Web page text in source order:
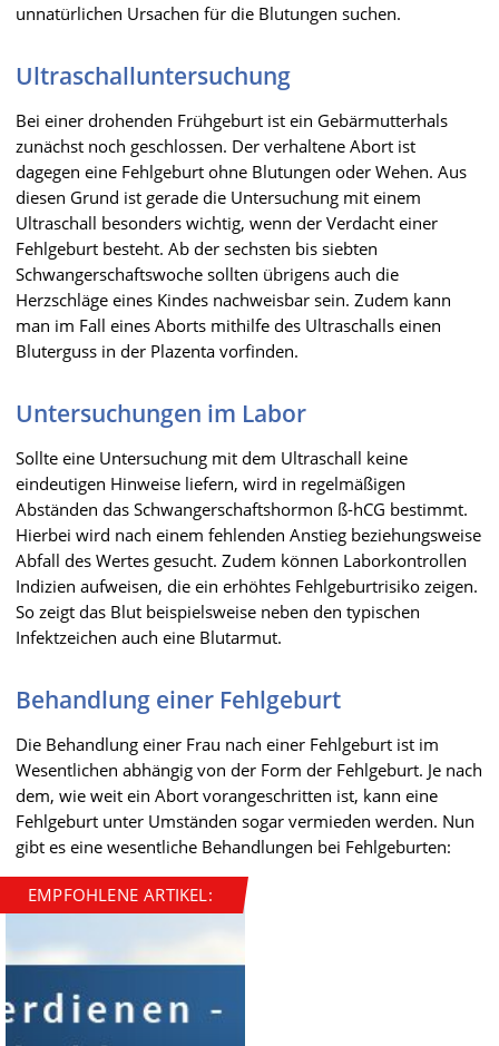
unnatürlichen Ursachen für die Blutungen suchen.
Ultraschalluntersuchung
Bei einer drohenden Frühgeburt ist ein Gebärmutterhals
zunächst noch geschlossen. Der verhaltene Abort ist
dagegen eine Fehlgeburt ohne Blutungen oder Wehen. Aus
diesen Grund ist gerade die Untersuchung mit einem
Ultraschall besonders wichtig, wenn der Verdacht einer
Fehlgeburt besteht. Ab der sechsten bis siebten
Schwangerschaftswoche sollten übrigens auch die
Herzschläge eines Kindes nachweisbar sein. Zudem kann
man im Fall eines Aborts mithilfe des Ultraschalls einen
Bluterguss in der Plazenta vorfinden.
Untersuchungen im Labor
Sollte eine Untersuchung mit dem Ultraschall keine
eindeutigen Hinweise liefern, wird in regelmäßigen
Abständen das Schwangerschaftshormon ß-hCG bestimmt.
Hierbei wird nach einem fehlenden Anstieg beziehungsweise
Abfall des Wertes gesucht. Zudem können Laborkontrollen
Indizien aufweisen, die ein erhöhtes Fehlgeburtrisiko zeigen.
So zeigt das Blut beispielsweise neben den typischen
Infektzeichen auch eine Blutarmut.
Behandlung einer Fehlgeburt
Die Behandlung einer Frau nach einer Fehlgeburt ist im
Wesentlichen abhängig von der Form der Fehlgeburt. Je nach
dem, wie weit ein Abort vorangeschritten ist, kann eine
Fehlgeburt unter Umständen sogar vermieden werden. Nun
gibt es eine wesentliche Behandlungen bei Fehlgeburten:
EMPFOHLENE ARTIKEL: